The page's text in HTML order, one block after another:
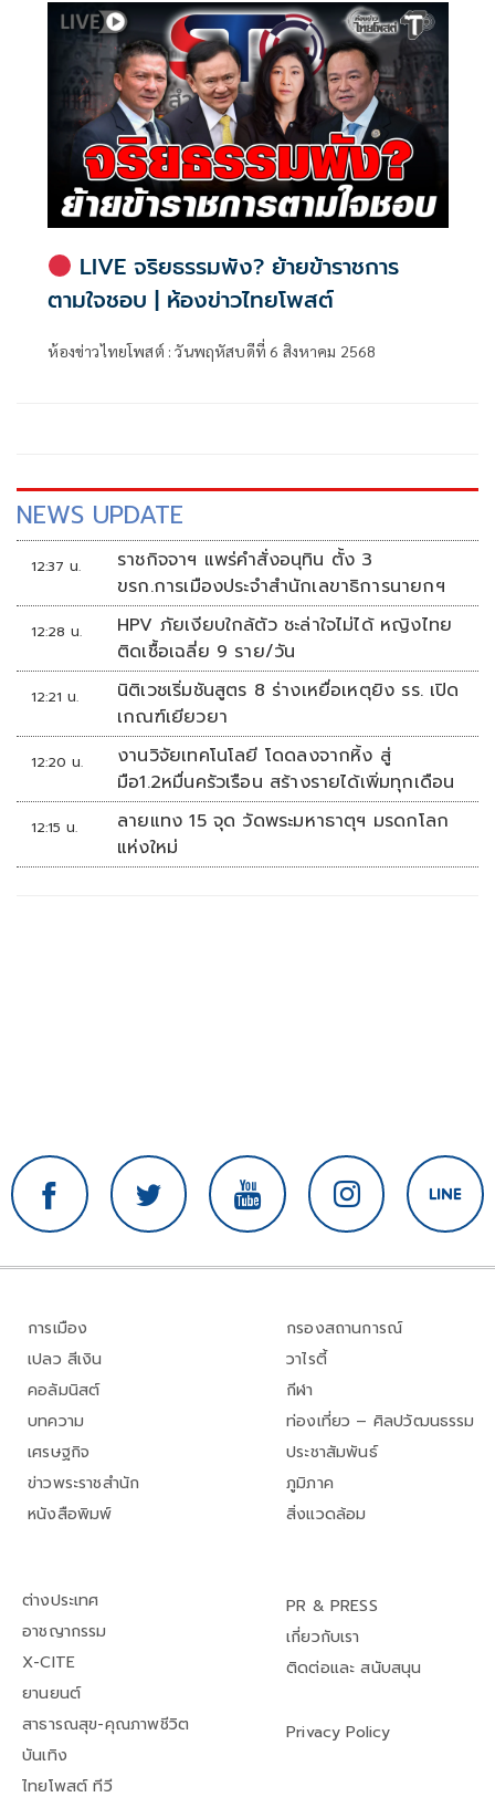
LIVE จริยธรรมพัง? ย้ายข้าราชการ
ตามใจชอบ | ห้องข่าวไทยโพสต์
ห้องข่าวไทยโพสต์ : วันพฤหัสบดีที่ 6 สิงหาคม 2568
NEWS UPDATE
12:37 น.
ราชกิจจาฯ แพร่คำสั่งอนุทิน ตั้ง 3
ขรก.การเมืองประจำสำนักเลขาธิการนายกฯ
12:28 น.
HPV ภัยเงียบใกล้ตัว ชะล่าใจไม่ได้ หญิงไทย
ติดเชื้อเฉลี่ย 9 ราย/วัน
12:21 น.
นิติเวชเริ่มชันสูตร 8 ร่างเหยื่อเหตุยิง รร. เปิด
เกณฑ์เยียวยา
12:20 น.
งานวิจัยเทคโนโลยี โดดลงจากหิ้ง สู่
มือ1.2หมื่นครัวเรือน สร้างรายได้เพิ่มทุกเดือน
12:15 น.
ลายแทง 15 จุด วัดพระมหาธาตุฯ มรดกโลก
แห่งใหม่
การเมือง
เปลว สีเงิน
คอลัมนิสต์
บทความ
เศรษฐกิจ
ข่าวพระราชสำนัก
หนังสือพิมพ์
กรองสถานการณ์
วาไรตี้
กีฬา
ท่องเที่ยว – ศิลปวัฒนธรรม
ประชาสัมพันธ์
ภูมิภาค
สิ่งแวดล้อม
ต่างประเทศ
อาชญากรรม
X-CITE
ยานยนต์
สาธารณสุข-คุณภาพชีวิต
บันเทิง
ไทยโพสต์ ทีวี
PR & PRESS
เกี่ยวกับเรา
ติดต่อและ สนับสนุน
Privacy Policy